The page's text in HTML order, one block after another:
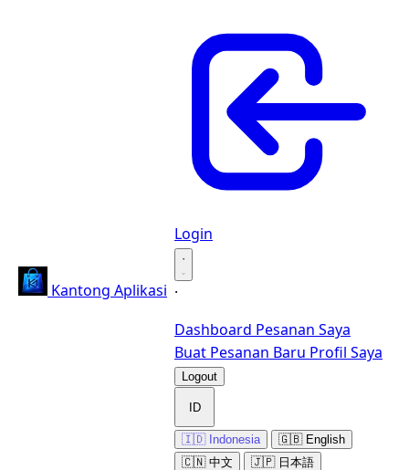
Kantong Aplikasi
Login
·
·
Dashboard Pesanan Saya
Buat Pesanan Baru Profil Saya
Logout
ID
🇮🇩 Indonesia
🇬🇧 English
🇨🇳 中文
🇯🇵 日本語